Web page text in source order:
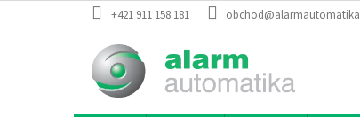
na
+421 911 158 181